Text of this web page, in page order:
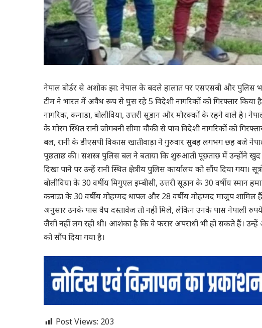
नेपाल बोर्डर से अशोक झा: नेपाल के बदले हालात पर एसएसबी और पुलिस
टीम ने भारत में अवैध रूप से घुस रहे 5 विदेशी नागरिकों को गिरफ्तार किया
नागरिक, कनाडा, बोलीविया, उत्तरी सूडान और मोरक्कों के रहने वाले है।
के मोरंग स्थित रानी जोगबनी सीमा चौकी से पांच विदेशी नागरिकों को
बल, रानी के डीएसपी विकास खातीवाड़ा ने गुरुवार सुबह लगभग छह बजे
पूछताछ की। सशस्त्र पुलिस बल ने बताया कि शुरुआती पूछताछ में उन्होंने
दिखा पाने पर उन्हें रानी स्थित क्षेत्रीय पुलिस कार्यालय को सौंप दिया गया।
बोलीविया के 30 वर्षीय मिगुएल इम्बीसी, उत्तरी सूडान के 30 वर्षीय स्मान
कनाडा के 30 वर्षीय मोहम्मद धापल और 28 वर्षीय मोहम्मद माजुप
अनुसार उनके पास वैध दस्तावेज तो नहीं मिले, लेकिन उनके पास नेपाली रुपये
जैसी नहीं लग रही थी। आशंका है कि वे फरार अपराधी भी हो सकते हैं।
को सौंप दिया गया है।
Post Views: 203